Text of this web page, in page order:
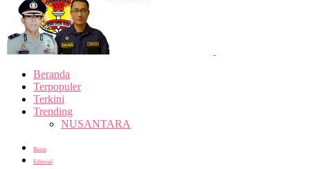
Beranda
Terpopuler
Terkini
Trending
NUSANTARA
Bisnis
Editorial